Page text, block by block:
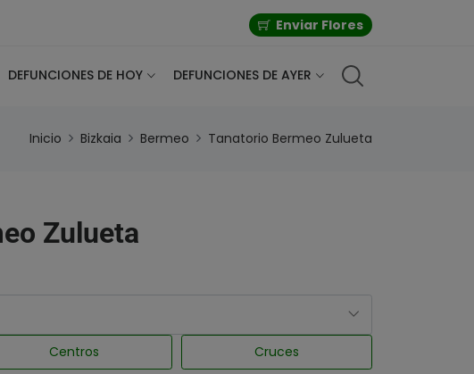
Enviar Flores
DEFUNCIONES DE HOY DEFUNCIONES DE AYER
Inicio Bizkaia Bermeo Tanatorio Bermeo Zulueta
Zulueta
Centros Cruces